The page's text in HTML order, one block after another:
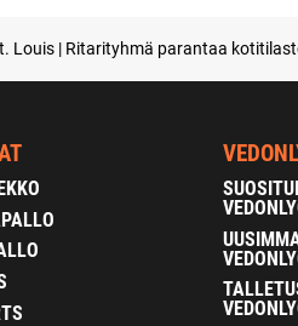
Louis | Ritarityhmä parantaa